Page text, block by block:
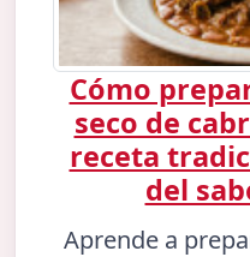
Cómo
seco de
receta
del
Aprende a